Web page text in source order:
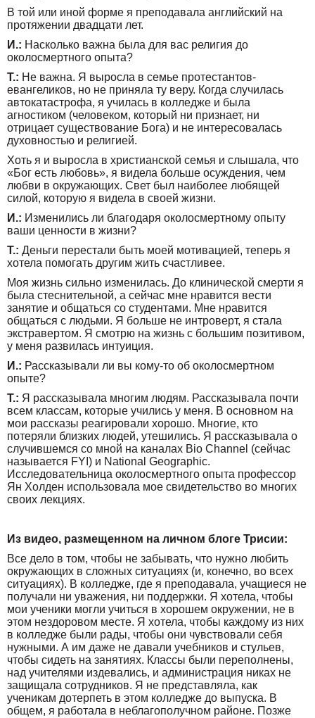
В той или иной форме я преподавала английский на
протяжении двадцати лет.
И.: Насколько важна была для вас религия до
околосмертного опыта?
Т.: Не важна. Я выросла в семье протестантов-
евангеликов, но не приняла ту веру. Когда случилась
автокатастрофа, я училась в колледже и была
агностиком (человеком, который ни признает, ни
отрицает существование Бога) и не интересовалась
духовностью и религией.
Хоть я и выросла в христианской семья и слышала, что
«Бог есть любовь», я видела больше осуждения, чем
любви в окружающих. Свет был наиболее любящей
силой, которую я видела в своей жизни.
И.: Изменились ли благодаря околосмертному опыту
ваши ценности в жизни?
Т.: Деньги перестали быть моей мотивацией, теперь я
хотела помогать другим жить счастливее.
Моя жизнь сильно изменилась. До клинической смерти я
была стеснительной, а сейчас мне нравится вести
занятие и общаться со студентами. Мне нравится
общаться с людьми. Я больше не интроверт, я стала
экстравертом. Я смотрю на жизнь с большим позитивом,
у меня развилась интуиция.
И.: Рассказывали ли вы кому-то об околосмертном
опыте?
Т.: Я рассказывала многим людям. Рассказывала почти
всем классам, которые учились у меня. В основном на
мои рассказы реагировали хорошо. Многие, кто
потеряли близких людей, утешились. Я рассказывала о
случившемся со мной на каналах Bio Channel (сейчас
называется FYI) и National Geographic.
Исследовательница околосмертного опыта профессор
Ян Холден использовала мое свидетельство во многих
своих лекциях.
Из видео, размещенном на личном блоге Трисии:
Все дело в том, чтобы не забывать, что нужно любить
окружающих в сложных ситуациях (и, конечно, во всех
ситуациях). В колледже, где я преподавала, учащиеся не
получали ни уважения, ни поддержки. Я хотела, чтобы
мои ученики могли учиться в хорошем окружении, не в
этом нездоровом месте. Я хотела, чтобы каждому из них
в колледже были рады, чтобы они чувствовали себя
нужными. А им даже не давали учебников и стульев,
чтобы сидеть на занятиях. Классы были переполнены,
над учителями издевались, и администрация никах не
защищала сотрудников. Я не представляла, как
ученикам дотерпеть в этом колледже до выпуска. В
общем, я работала в неблагополучном районе. Позже